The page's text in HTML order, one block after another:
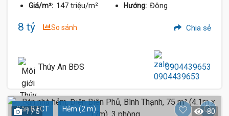
Giá/m²: 147 triệu/m² Hướng: Đông
8 tỷ So sánh Chia sẻ
Thúy An BĐS 0904439653
Sàn BTCT Hẻm (2 m)
1 / 5 80